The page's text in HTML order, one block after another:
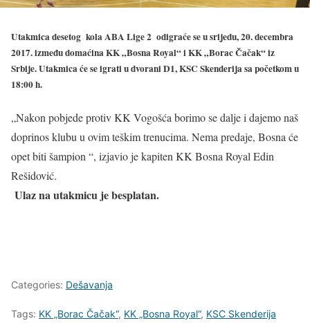
Utakmica desetog kola ABA Lige 2 odigraće se usrijedu, 20. decembra
2017. između domaćina KK „Bosna Royal“ i KK „Borac Čačak“ iz
Srbije. Utakmica će se igrati u dvoraniD1, KSC Skenderija sa početkom u
18:00 h.
„Nakon pobjede protiv KK Vogošća borimo se dalje i dajemo naš
doprinos klubu u ovim teškim trenucima. Nema predaje, Bosna će
opet biti šampion “, izjavio je kapiten KK Bosna Royal Edin
Rešidović.
Ulaz na utakmicu je besplatan.
Categories: Dešavanja
Tags: KK „Borac Čačak“, KK „Bosna Royal“, KSC Skenderija